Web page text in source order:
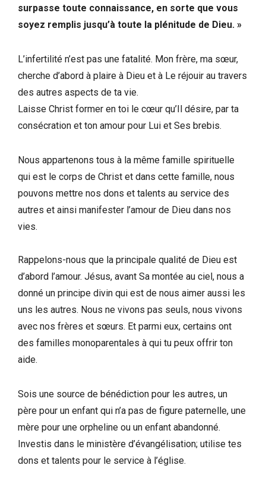
surpasse toute connaissance, en sorte que vous
soyez remplis jusqu’à toute la plénitude de Dieu. »
L’infertilité n’est pas une fatalité. Mon frère, ma sœur,
cherche d’abord à plaire à Dieu et à Le réjouir au travers
des autres aspects de ta vie.
Laisse Christ former en toi le cœur qu’Il désire, par ta
consécration et ton amour pour Lui et Ses brebis.
Nous appartenons tous à la même famille spirituelle
qui est le corps de Christ et dans cette famille, nous
pouvons mettre nos dons et talents au service des
autres et ainsi manifester l’amour de Dieu dans nos
vies.
Rappelons-nous que la principale qualité de Dieu est
d’abord l’amour. Jésus, avant Sa montée au ciel, nous a
donné un principe divin qui est de nous aimer aussi les
uns les autres. Nous ne vivons pas seuls, nous vivons
avec nos frères et sœurs. Et parmi eux, certains ont
des familles monoparentales à qui tu peux offrir ton
aide.
Sois une source de bénédiction pour les autres, un
père pour un enfant qui n’a pas de figure paternelle, une
mère pour une orpheline ou un enfant abandonné.
Investis dans le ministère d’évangélisation; utilise tes
dons et talents pour le service à l’église.